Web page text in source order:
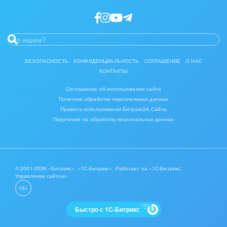
IT, Интернет
Культурные события, спорт, шоу-бизнес
Мебель, лес, деревообработка
Металлургия
Мода, одежда, аксессуары, стиль
БЕЗОПАСНОСТЬ КОНФИДЕНЦИАЛЬНОСТЬ СОГЛАШЕНИЕ
О НАС
КОНТАКТЫ
Соглашение об использовании сайта
Политика обработки персональных данных
Правила использования Битрикс24.Сайты
Поручение на обработку персональных данных
© 2001-2026 «Битрикс», «1С-Битрикс». Работает на «1С-Битрикс:
Управление сайтом»
16+
Быстро с 1С-Битрикс